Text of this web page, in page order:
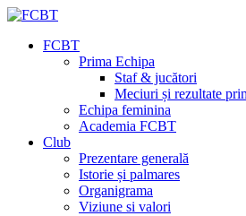
FCBT
Prima Echipa
Staf & jucători
Meciuri și rezultate
Echipa feminina
Academia FCBT
Club
Prezentare generală
Istorie și palmares
Organigrama
Viziune si valori